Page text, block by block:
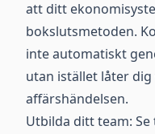
att ditt
bokslutsmetoden.
inte automatiskt
utan istället låter
affärshändelsen.
Utbilda ditt team: